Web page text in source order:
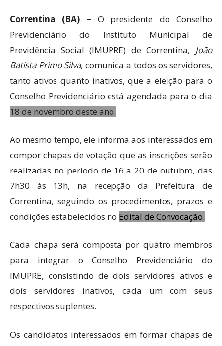
Correntina (BA) – O presidente do Conselho
Previdenciário do Instituto Municipal de
Previdência Social (IMUPRE) de Correntina, João
Batista Primo Silva, comunica a todos os servidores,
tanto ativos quanto inativos, que a eleição para o
Conselho Previdenciário está agendada para o dia
18 de novembro deste ano.
Ao mesmo tempo, ele informa aos interessados em
compor chapas de votação que as inscrições serão
realizadas no período de 16 a 20 de outubro, das
7h30 às 13h, na recepção da Prefeitura de
Correntina, seguindo os procedimentos, prazos e
condições estabelecidos no Edital de Convocação.
Cada chapa será composta por quatro membros
para integrar o Conselho Previdenciário do
IMUPRE, consistindo de dois servidores ativos e
dois servidores inativos, cada um com seus
respectivos suplentes.
Os candidatos interessados em formar chapas de